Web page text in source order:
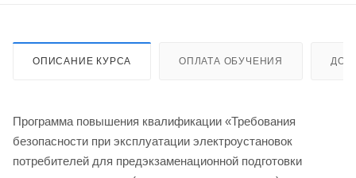
ОПИСАНИЕ КУРСА ОПЛАТА ОБУЧЕНИЯ
Программа повышения квалификации «Требования
безопасности при эксплуатации электроустановок
потребителей для предэкзаменационной подготовки